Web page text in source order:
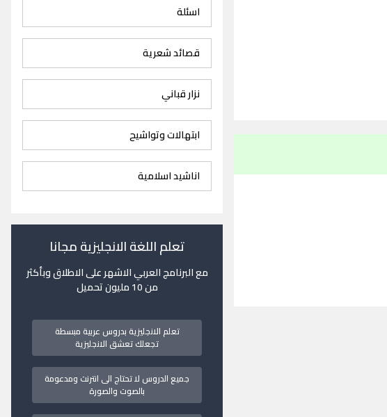
اسئلة
قصائد شعرية
نزار قباني
ابتهالات وتواشيح
اناشيد اسلامية
تعلم اللغة الانجليزية مجانا
مع البرنامج العربي الاشهر على الاطلاق وبأكثر
من 10 مليون تحميل
تعلم الانجليزية بدروس عربية مبسطة
تجعلك تعشق الانجليزية
جميع الدروس لا تحتاج الى انترنت ومدعومة
بالصوت والصورة